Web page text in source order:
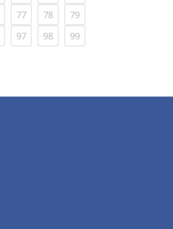
77 78
79
97 98
99